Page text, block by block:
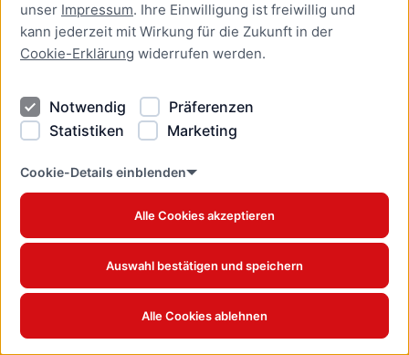
unser Impressum. Ihre Einwilligung ist freiwillig und
kann jederzeit mit Wirkung für die Zukunft in der
Cookie-Erklärung widerrufen werden.
Notwendig
Präferenzen
Statistiken
Marketing
Cookie-Details einblenden
Alle Cookies akzeptieren
Auswahl bestätigen und speichern
Alle Cookies ablehnen
Interne Meldestelle für Hinweisgebende